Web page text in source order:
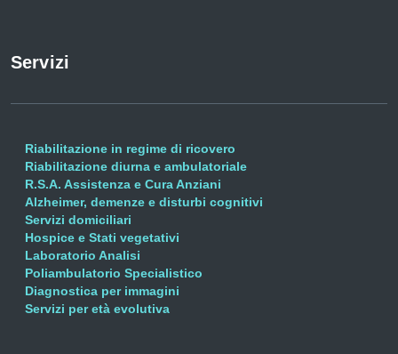
Servizi
Riabilitazione in regime di ricovero
Riabilitazione diurna e ambulatoriale
R.S.A. Assistenza e Cura Anziani
Alzheimer, demenze e disturbi cognitivi
Servizi domiciliari
Hospice e Stati vegetativi
Laboratorio Analisi
Poliambulatorio Specialistico
Diagnostica per immagini
Servizi per età evolutiva